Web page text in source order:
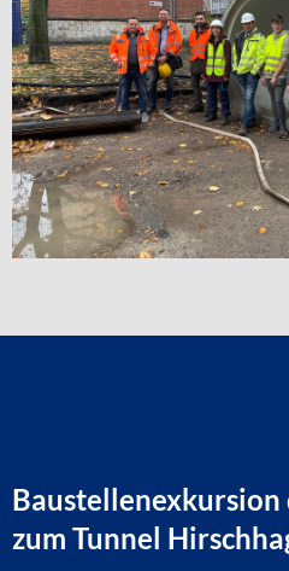
Baustellenexkursion
zum Tunnel